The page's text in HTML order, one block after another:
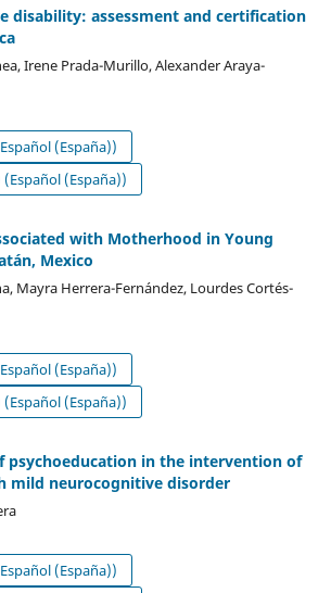
disability: assessment and certification
Irene Prada-Murillo, Alexander Araya-
(España))
(Español (España))
with Motherhood in Young
Mexico
Mayra Herrera-Fernández, Lourdes Cortés-
(España))
(Español (España))
psychoeducation in the intervention of
mild neurocognitive disorder
(España))